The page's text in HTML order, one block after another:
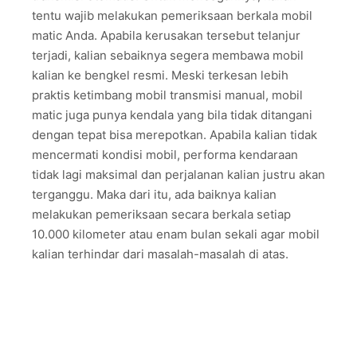
tentu wajib melakukan pemeriksaan berkala mobil
matic Anda. Apabila kerusakan tersebut telanjur
terjadi, kalian sebaiknya segera membawa mobil
kalian ke bengkel resmi. Meski terkesan lebih
praktis ketimbang mobil transmisi manual, mobil
matic juga punya kendala yang bila tidak ditangani
dengan tepat bisa merepotkan. Apabila kalian tidak
mencermati kondisi mobil, performa kendaraan
tidak lagi maksimal dan perjalanan kalian justru akan
terganggu. Maka dari itu, ada baiknya kalian
melakukan pemeriksaan secara berkala setiap
10.000 kilometer atau enam bulan sekali agar mobil
kalian terhindar dari masalah-masalah di atas.